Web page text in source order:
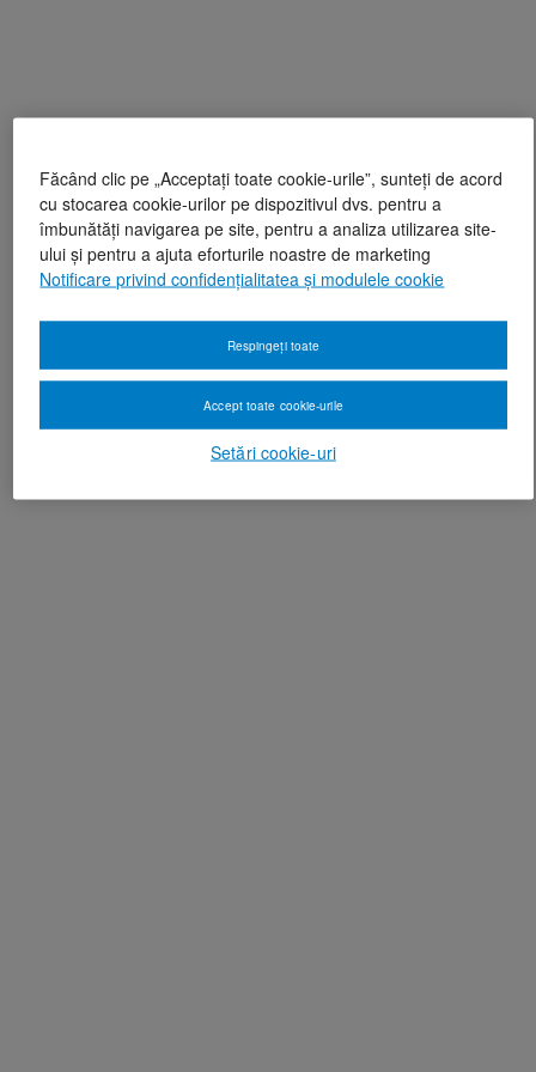
Făcând clic pe „Acceptați toate cookie-urile”, sunteți de acord
cu stocarea cookie-urilor pe dispozitivul dvs. pentru a
îmbunătăți navigarea pe site, pentru a analiza utilizarea site-
ului și pentru a ajuta eforturile noastre de marketing
Notificare privind confidențialitatea și modulele cookie
Setări cookie-uri
Respingeți toate
Accept toate cookie-urile